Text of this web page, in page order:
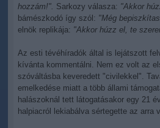
hozzám!". Sarkozy válasza: "Akkor
bámészkodó így szól: "Még
elnök replikája: "Akkor húzz el, te
Az esti tévéhíradók által is lejátszott
kívánta kommentálni. Nem ez volt az
szóváltásba keveredett "civilekkel".
emelkedése miatt a több állami
halászoknál tett látogatásakor egy 21
halpiacról lekiabálva sértegette az arra